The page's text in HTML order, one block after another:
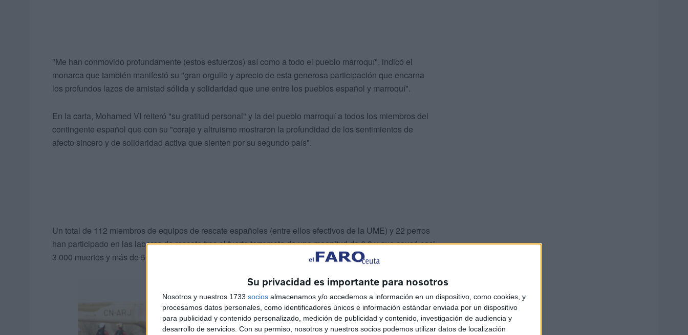
Su privacidad es importante para nosotros
Nosotros y nuestros 1733 socios almacenamos y/o accedemos a información en un dispositivo, como cookies, y
procesamos datos personales, como identificadores únicos e información estándar enviada por un dispositivo
para publicidad y contenido personalizado, medición de publicidad y contenido, investigación de audiencia y
desarrollo de servicios. Con su permiso, nosotros y nuestros socios podemos utilizar datos de localización
"Me han conmovido profundamente (estos esfuerzos) así como a todo el pueblo marroquí", indicó el
monarca que también manifestó su "gran orgullo y aprecio de esta generosa participación que encarna
los profundos lazos de amistad sólida y solidaridad que une entre los pueblos español y marroquí".
En la carta, Mohamed VI reiteró "su gratitud personal" y la del pueblo marroquí a todos los miembros del
contingente español que con su "coraje y altruismo mostraron la profundidad de los sentimientos de
afecto sincero y de solidaridad activa que sienten por su segundo país".
Un total de 112 miembros de equipos de rescate españoles (entre ellos efectivos de la UME) y 22 perros
han participado en las labores de rescate tras el fuerte terremoto de una magnitud de 6,8 y que causó casi
3.000 muertos y más de 5.000 heridos.